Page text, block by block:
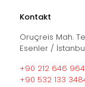
Kontakt
Oruçreis Mah.
Esenler /
+90 212 646
+90 532 133